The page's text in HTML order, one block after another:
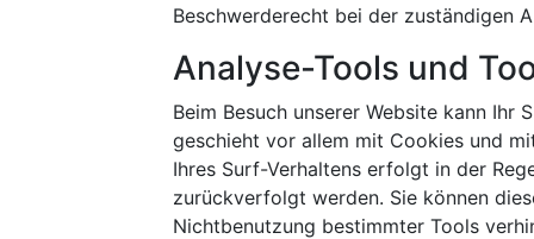
Beschwerderecht bei der zuständigen
Analyse-Tools und
Beim Besuch unserer Website kann
geschieht vor allem mit Cookies und
Ihres Surf-Verhaltens erfolgt in der
zurückverfolgt werden. Sie können
Nichtbenutzung bestimmter Tools